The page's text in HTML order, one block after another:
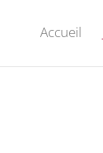
Accueil